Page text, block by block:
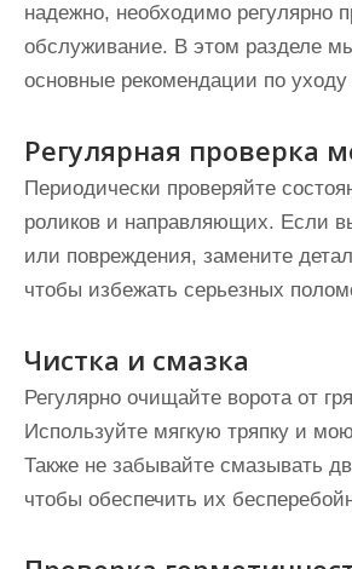
надежно, необходимо регулярно
обслуживание. В этом разделе
основные рекомендации по
Регулярная проверка
Периодически проверяйте
роликов и направляющих. Если
или повреждения, замените
чтобы избежать серьезных
Чистка и смазка
Регулярно очищайте ворота от
Используйте мягкую тряпку и
Также не забывайте смазывать
чтобы обеспечить их